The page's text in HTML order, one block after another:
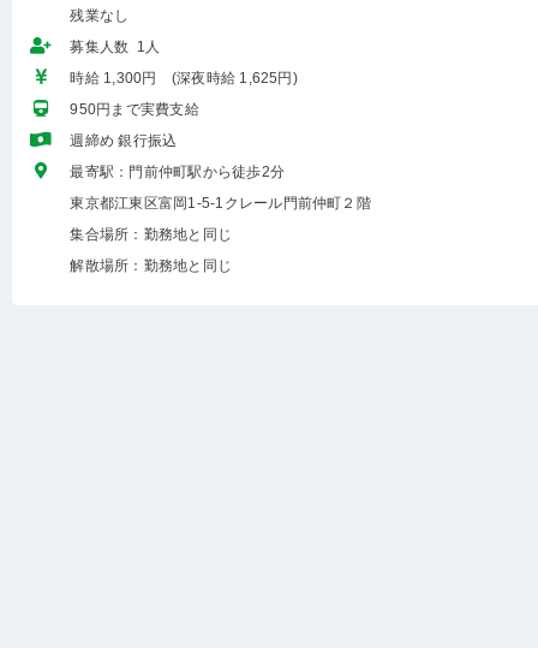
残業なし
募集人数 1人
時給 1,300円 (深夜時給 1,625円)
950円まで実費支給
週締め 銀行振込
最寄駅：門前仲町駅から徒歩2分
東京都江東区富岡1-5-1クレール門前仲町２階
集合場所：勤務地と同じ
解散場所：勤務地と同じ